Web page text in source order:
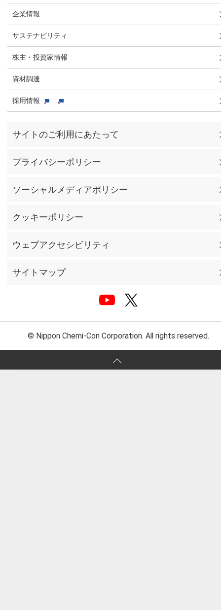
企業情報
サステナビリティ
株主・投資家情報
資材調達
採用情報
サイトのご利用にあたって
プライバシーポリシー
ソーシャルメディアポリシー
クッキーポリシー
ウェブアクセシビリティ
サイトマップ
© Nippon Chemi-Con Corporation. All rights reserved.